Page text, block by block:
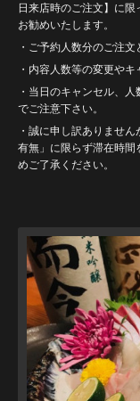
日来店時のご注文】に
お勧めいたします。
・ご予約人数分のご注
・内容人数等の変更や
・当日のキャンセル、
でご注意下さい。
・誠に申し訳ありませ
有無」に限らず滞在時
めご了承ください。